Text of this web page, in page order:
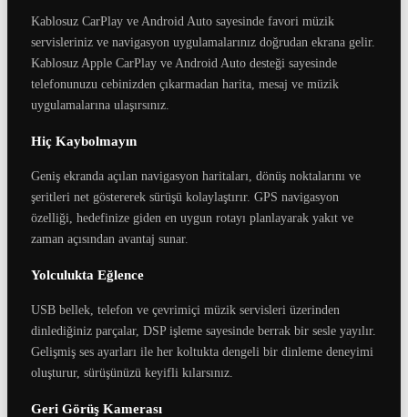
Kablosuz CarPlay ve Android Auto sayesinde favori müzik
servisleriniz ve navigasyon uygulamalarınız doğrudan ekrana gelir.
Kablosuz Apple CarPlay ve Android Auto desteği sayesinde
telefonunuzu cebinizden çıkarmadan harita, mesaj ve müzik
uygulamalarına ulaşırsınız.
Hiç Kaybolmayın
Geniş ekranda açılan navigasyon haritaları, dönüş noktalarını ve
şeritleri net göstererek sürüşü kolaylaştırır. GPS navigasyon
özelliği, hedefinize giden en uygun rotayı planlayarak yakıt ve
zaman açısından avantaj sunar.
Yolculukta Eğlence
USB bellek, telefon ve çevrimiçi müzik servisleri üzerinden
dinlediğiniz parçalar, DSP işleme sayesinde berrak bir sesle yayılır.
Gelişmiş ses ayarları ile her koltukta dengeli bir dinleme deneyimi
oluşturur, sürüşünüzü keyifli kılarsınız.
Geri Görüş Kamerası